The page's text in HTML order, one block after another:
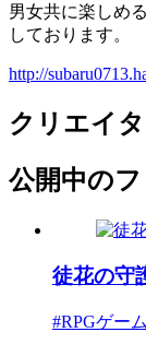
男女共に楽しめ
しております。
http://
クリエイ
公開中の
徒花の守
#RPGゲーム